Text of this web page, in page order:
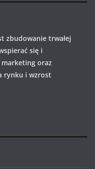
zbudowanie trwałej
się i
marketing oraz
rynku i wzrost